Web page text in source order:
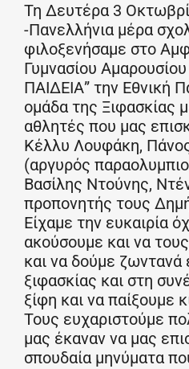
Τη Δευτέρα 3
-Πανελλήνια μέρα
φιλοξενήσαμε στο
Γυμνασίου
ΠΑΙΔΕΙΑ” την Εθνική
ομάδα της Ξιφασκίας
αθλητές που μας
Κέλλυ Λουφάκη,
(αργυρός
Βασίλης Ντούνης,
προπονητής τους
Είχαμε την ευκαιρία
ακούσουμε και να
και να δούμε
ξιφασκίας και στη
ξίφη και να παίξουμε
Τους ευχαριστούμε
μας έκαναν να μας
σπουδαία μηνύματα